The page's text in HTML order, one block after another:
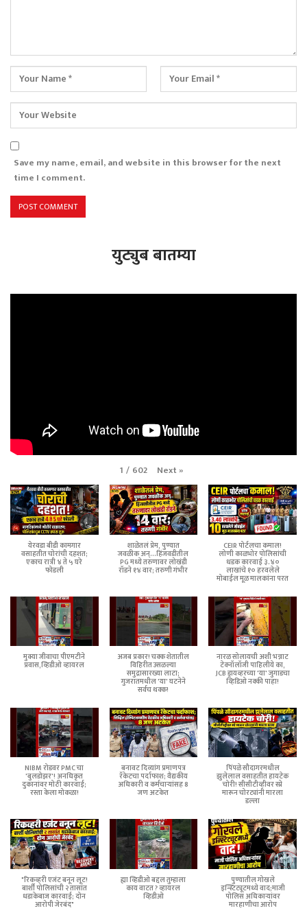
Save my name, email, and website in this browser for the next
time I comment.
युट्युब बातम्या
1 / 602 Next»
येरवडा बीडी कामगार
वसाहतीत चोरांची दहशत;
एकाच रात्री ४ ते ५ घरे
फोडली
शाळेतलं प्रेम, पुण्यात
जवळीक अन्...हिंजवडीतील
PG मध्ये तरुणावर लोखंडी
रॉडने १४ वार; तरुणी गंभीर
CEIR पोर्टलचा कमाल!
लोणी काळभोर पोलिसांची
धडक कारवाई ३.४०
लाखांचे १० हरवलेले
मोबाईल मूळ मालकांना परत
मुक्या जीवाचा पीएमटीने
प्रवास,व्हिडीओ व्हायरल
अजब प्रकार! चक्क शेतातील
विहिरीत उसळल्या
समुद्रासारख्या लाटा;
गुजरातमधील 'या' घटनेने
सर्वच थक्क!
नारळ सोलायची अशी भन्नाट
टेक्नॉलॉजी पाहिलीये का,
JCB ड्रायव्हरच्या 'या' जुगाडचा
व्हिडिओ नक्की पाहा!
NIBM रोडवर PMC चा
'बुलडोझर'! अनधिकृत
दुकानांवर मोठी कारवाई;
रस्ता केला मोकळा!
बनावट दिव्यांग प्रमाणपत्र
रॅकेटचा पर्दाफाश; वैद्यकीय
अधिकारी व कर्मचाऱ्यांसह 8
जण अटकेत
पिंपळे सौदागरमधील
झुलेलाल वसाहतीत हायटेक
चोरी! सीसीटीव्हीवर स्प्रे
मारून चोरट्यांनी मारला
डल्ला
"रिकव्हरी एजंट बनून लूट!
बार्शी पोलिसांची २ तासांत
धडाकेबाज कारवाई; दोन
आरोपी जेरबंद"
ह्या व्हिडीओ बद्दल तुम्हाला
काय वाटत ? व्हायरल
व्हिडीओ
पुण्यातील गोखले
इन्स्टिट्यूटमध्ये वाद;माजी
पोलिस अधिकाऱ्यांवर
मारहाणीचा आरोप